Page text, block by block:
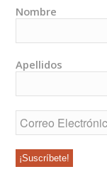
Nombre
Apellidos